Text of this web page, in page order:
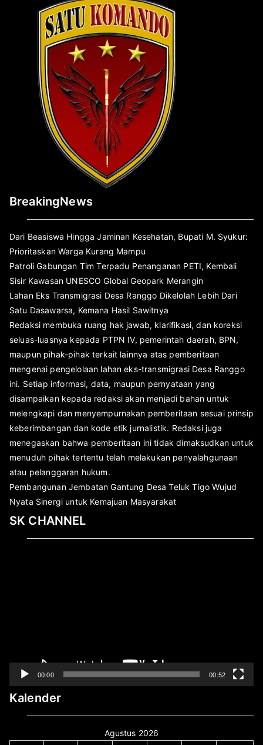
BreakingNews
Dari Beasiswa Hingga Jaminan Kesehatan, Bupati M. Syukur:
Prioritaskan Warga Kurang Mampu
Patroli Gabungan Tim Terpadu Penanganan PETI, Kembali
Sisir Kawasan UNESCO Global Geopark Merangin
Lahan Eks Transmigrasi Desa Ranggo Dikelolah Lebih Dari
Satu Dasawarsa, Kemana Hasil Sawitnya
Redaksi membuka ruang hak jawab, klarifikasi, dan koreksi
seluas-luasnya kepada PTPN IV, pemerintah daerah, BPN,
maupun pihak-pihak terkait lainnya atas pemberitaan
mengenai pengelolaan lahan eks-transmigrasi Desa Ranggo
ini. Setiap informasi, data, maupun pernyataan yang
disampaikan kepada redaksi akan menjadi bahan untuk
melengkapi dan menyempurnakan pemberitaan sesuai prinsip
keberimbangan dan kode etik jurnalistik. Redaksi juga
menegaskan bahwa pemberitaan ini tidak dimaksudkan untuk
menuduh pihak tertentu telah melakukan penyalahgunaan
atau pelanggaran hukum.
Pembangunan Jembatan Gantung Desa Teluk Tigo Wujud
Nyata Sinergi untuk Kemajuan Masyarakat
SK CHANNEL
00:00 00:52
Kalender
Agustus 2026